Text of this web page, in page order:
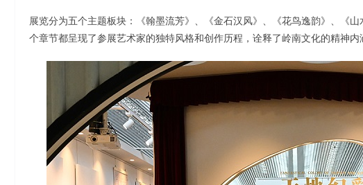
展览分为五个主题板块：《翰墨流芳》、《金石汉风》、《花鸟逸韵》、《
个章节都呈现了参展艺术家的独特风格和创作历程，诠释了岭南文化的精神内